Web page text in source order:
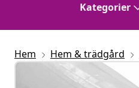
Kategorier
Hem Hem & trädgård